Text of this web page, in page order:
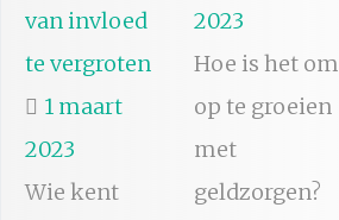
van invloed
te vergroten
1 maart
2023
Wie kent
2023
Hoe is het om
op te groeien
met
geldzorgen?